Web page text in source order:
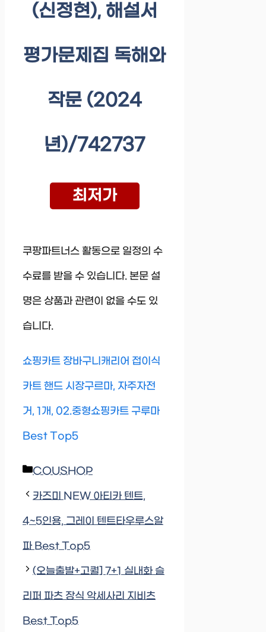
(신정현), 해설서
평가문제집 독해와
작문 (2024
년)/742737
최저가
쿠팡파트너스 활동으로 일정의 수
수료를 받을 수 있습니다. 본문 설
명은 상품과 관련이 없을 수도 있
습니다.
쇼핑카트 장바구니캐리어 접이식
카트 핸드 시장구르마, 자주자전
거, 1개, 02.중형쇼핑카트 구루마
Best Top5
Categories
COUSHOP
카즈미 NEW 아티카 텐트,
4~5인용, 그레이 텐트타우루스알
파 Best Top5
(오늘출발+고퀄] 7+1 실내화 슬
리퍼 파츠 장식 악세사리 지비츠
Best Top5